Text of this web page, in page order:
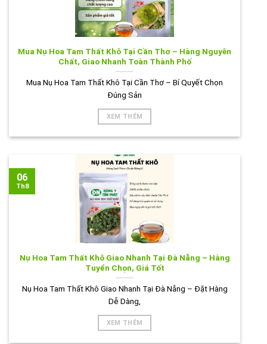
Mua Nụ Hoa Tam Thất Khô Tại Cần Thơ – Hàng Nguyên
Chất, Giao Nhanh Toàn Thành Phố
Mua Nụ Hoa Tam Thất Khô Tại Cần Thơ – Bí Quyết Chọn
Đúng Sản
XEM THÊM
Nụ Hoa Tam Thất Khô Giao Nhanh Tại Đà Nẵng – Hàng
Tuyển Chọn, Giá Tốt
Nụ Hoa Tam Thất Khô Giao Nhanh Tại Đà Nẵng – Đặt Hàng
Dễ Dàng,
XEM THÊM
06
Th8